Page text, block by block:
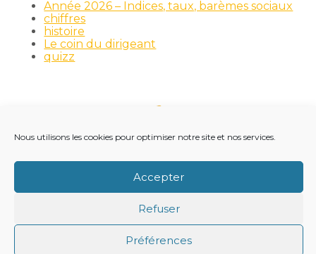
Nous utilisons les cookies pour optimiser notre site et nos services.
Accepter
Refuser
Préférences
Année 2026 – Indices, taux, barèmes sociaux
chiffres
histoire
Le coin du dirigeant
quizz
FooterLE CABINET NOS MÉTIERS
NOS OUTILS
VIE DU CABINET
Footer
PLAN DU SITE MENTIONS LÉGALES
CONCEPTION ET RÉALISATION CLASSE 7